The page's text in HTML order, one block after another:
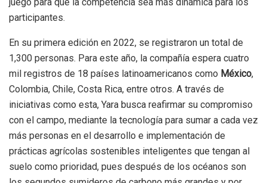
participantes.
En su primera edición en 2022, se registraron un total de
1,300 personas. Para este año, la compañía espera cuatro
mil registros de 18 países latinoamericanos como México,
Colombia, Chile, Costa Rica, entre otros. A través de
iniciativas como esta, Yara busca reafirmar su compromiso
con el campo, mediante la tecnología para sumar a cada vez
más personas en el desarrollo e implementación de
prácticas agrícolas sostenibles inteligentes que tengan al
suelo como prioridad, pues después de los océanos son